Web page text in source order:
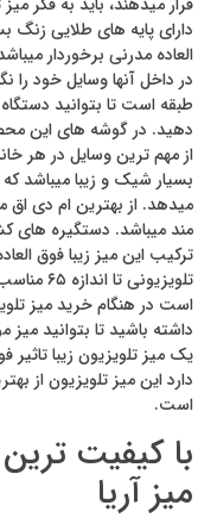
دارای پایه های طلایی
العاده مدرنی برخوردار
در داخل آنها وسایل خود را
طبقه است تا بتوانید
دهید. در گوشه های این
از مهم ترین وسایل در هر
بسیار شیک و زیبا میباشد
مند میباشد. دستگیره های
ترکیب این میز زیبا فوق
است در هنگام خرید میز
داشته باشید تا بتوانید میز
یک میز تلویزیون زیبا
دارد این میز تلویزیون از
است.
با کیفیت
میز آریا